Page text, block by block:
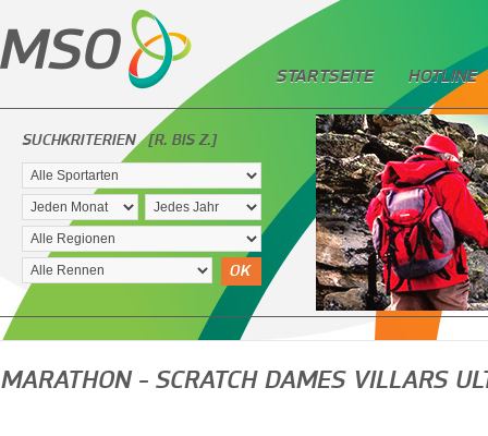
STARTSEITE HOTLINE
SUCHKRITERIEN [R. BIS Z.]
OK
MARATHON - SCRATCH DAMES VILLARS